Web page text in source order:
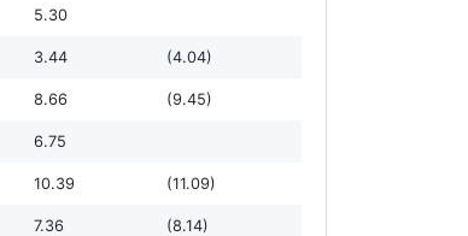
5.30
3.44 (4.04)
8.66 (9.45)
6.75
10.39 (11.09)
7.36 (8.14)